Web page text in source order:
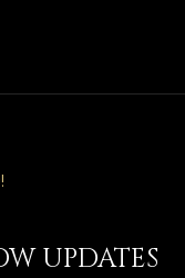
UPDATES